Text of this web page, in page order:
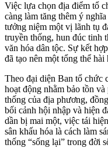
Việc lựa chọn địa điểm tổ
càng làm tăng thêm ý
tưởng niệm một vị lãnh tụ
truyền thống, hun đúc tinh
văn hóa dân tộc. Sự kết
đã tạo nên một tổng thể hài
Theo đại diện Ban tổ chức
hoạt động nhằm bảo tồn
thống của địa phương,
bối cảnh hội nhập và hiện
dần bị mai một, việc tái
sân khấu hóa là cách làm
thống “sống lại” trong đời